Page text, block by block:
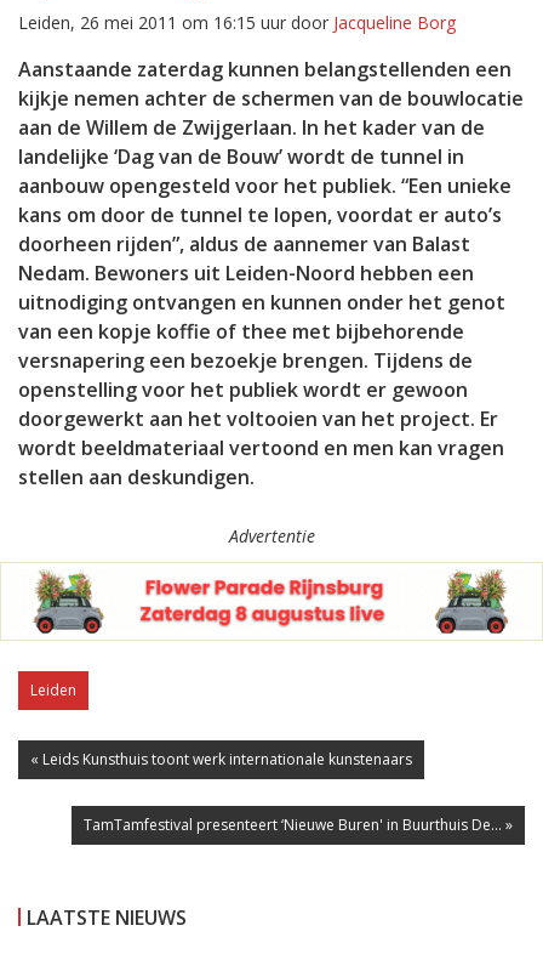
Leiden, 26 mei 2011 om 16:15 uur door Jacqueline Borg
Aanstaande zaterdag kunnen belangstellenden een
kijkje nemen achter de schermen van de bouwlocatie
aan de Willem de Zwijgerlaan. In het kader van de
landelijke ‘Dag van de Bouw’ wordt de tunnel in
aanbouw opengesteld voor het publiek. “Een unieke
kans om door de tunnel te lopen, voordat er auto’s
doorheen rijden”, aldus de aannemer van Balast
Nedam. Bewoners uit Leiden-Noord hebben een
uitnodiging ontvangen en kunnen onder het genot
van een kopje koffie of thee met bijbehorende
versnapering een bezoekje brengen. Tijdens de
openstelling voor het publiek wordt er gewoon
doorgewerkt aan het voltooien van het project. Er
wordt beeldmateriaal vertoond en men kan vragen
stellen aan deskundigen.
Advertentie
Leiden
« Leids Kunsthuis toont werk internationale kunstenaars
TamTamfestival presenteert ‘Nieuwe Buren' in Buurthuis De... »
LAATSTE NIEUWS